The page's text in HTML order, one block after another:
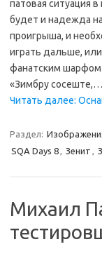
патовая ситуация
будет и надежда
проигрыша, и
играть дальше,
фанатским шарфом
«Зимбру сосеште,…
Читать далее:
Раздел:
SQA Days 8, Зенит ,
Михаил